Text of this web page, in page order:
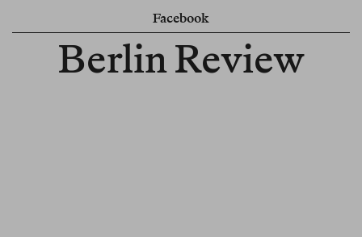
Facebook
Berlin Review